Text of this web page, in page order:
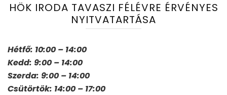
HÖK IRODA TAVASZI FÉLÉVRE ÉRVÉNYES
NYITVATARTÁSA
Hétfő: 10:00 – 14:00
Kedd: 9:00 – 14:00
Szerda: 9:00 – 14:00
Csütörtök: 14:00 – 17:00